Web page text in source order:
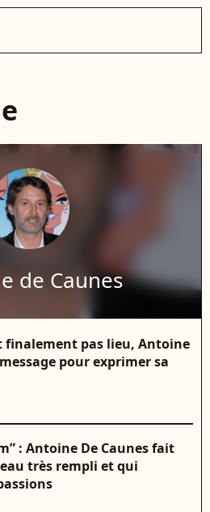
de Caunes
finalement pas lieu, Antoine
pour exprimer sa
: Antoine De Caunes fait
très rempli et qui